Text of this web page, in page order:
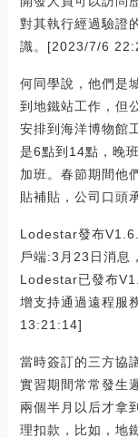
對其執行經過驗證
識。[2023/7/6
何同學說，他們是
到地鐵站工作，但
安排到海洋博物館
是6點到14點，晚
加班。春節期間他
貼補貼，公司口頭
Lodestar發布
戶端:3月23日消息
Lodestar已發布
增支持通過遠程服
13:21:14]
當時簽訂的三方協
實習期間常常發生
兩個半月以后才拿
理扣款，比如，地